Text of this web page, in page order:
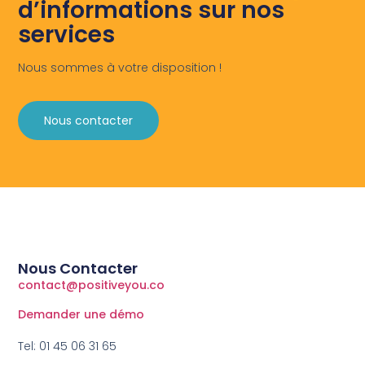
d’informations sur nos
services
Nous sommes à votre disposition !
Nous contacter
Nous Contacter
contact@positiveyou.co
Demander une démo
Tel: 01 45 06 31 65